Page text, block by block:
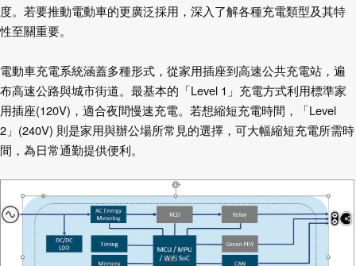
度。若要推動電動車的更廣泛採用，深入了解各種充電類型及其特
性至關重要。
電動車充電系統涵蓋多種形式，從家用插座到高速公共充電站，遍
布高速公路與城市街道。最基本的「Level 1 」充電方式利用標準家
用插座(120V) ，適合夜間慢速充電。若想縮短充電時間，「Level
2 」 (240V) 則是家用與辦公場所常見的選擇，可大幅縮短充電所需時
間，為日常通勤提供便利。